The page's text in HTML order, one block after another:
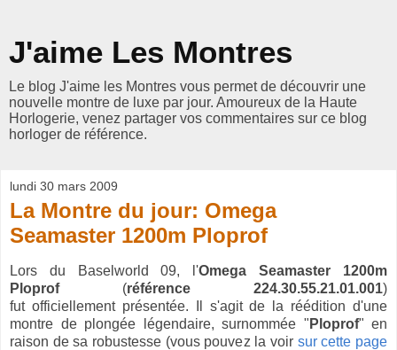
J'aime Les Montres
Le blog J'aime les Montres vous permet de découvrir une
nouvelle montre de luxe par jour. Amoureux de la Haute
Horlogerie, venez partager vos commentaires sur ce blog
horloger de référence.
lundi 30 mars 2009
La Montre du jour: Omega
Seamaster 1200m Ploprof
Lors du Baselworld 09, l'Omega Seamaster 1200m
Ploprof(référence 224.30.55.21.01.001)
fut officiellement présentée. Il s'agit de la réédition d'une
montre de plongée légendaire, surnommée " Ploprof" en
raison de sa robustesse (vous pouvez la voir sur cette page